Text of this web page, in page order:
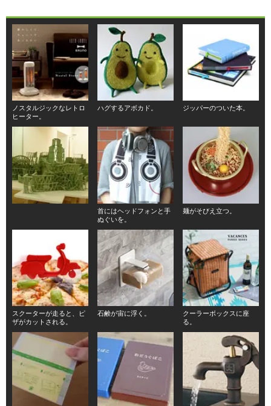
ノスタルジックなレトロ
ヒーター。
ハグするアボカド。 ジッパーのついた本。
首にはヘッドフォンと手
ぬぐいを。
麺がそびえ立つ。
スクーターが走ると、ピ
ザがカットされる。
石鹸が宙に浮く。
クーラーボックスに座
る。